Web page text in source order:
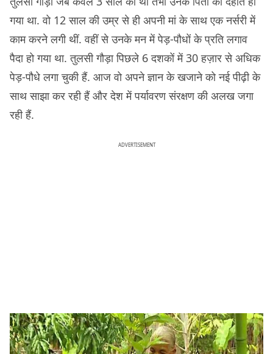
गया था. वो 12 साल की उम्र से ही अपनी मां के साथ एक नर्सरी में
काम करने लगी थीं. वहीं से उनके मन में पेड़-पौधों के प्रति लगाव
पैदा हो गया था. तुलसी गौड़ा पिछले 6 दशकों में 30 हज़ार से अधिक
पेड़-पौधे लगा चुकी हैं. आज वो अपने ज्ञान के खजाने को नई पीढ़ी के
साथ साझा कर रही हैं और देश में पर्यावरण संरक्षण की अलख जगा
रही हैं.
ADVERTISEMENT